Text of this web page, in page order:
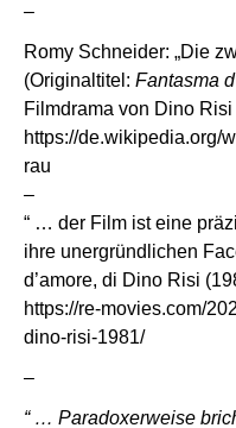
–
Romy Schneider: „Die
(Originaltitel: Fantasma
Filmdrama von Dino Risi
https://de.wikipedia.org/
rau
–
“ … der Film ist eine
ihre unergründlichen
d’amore, di Dino Risi
https://re-movies.com/
dino-risi-1981/
–
“ … Paradoxerweise